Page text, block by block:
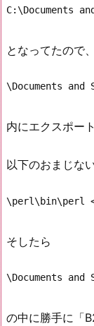
C:\Documents
となってたので、
\Documents and
内にエクスポー
以下のおまじな
\perl\bin\perl <←
そしたら
\Documents and
の中に勝手に「